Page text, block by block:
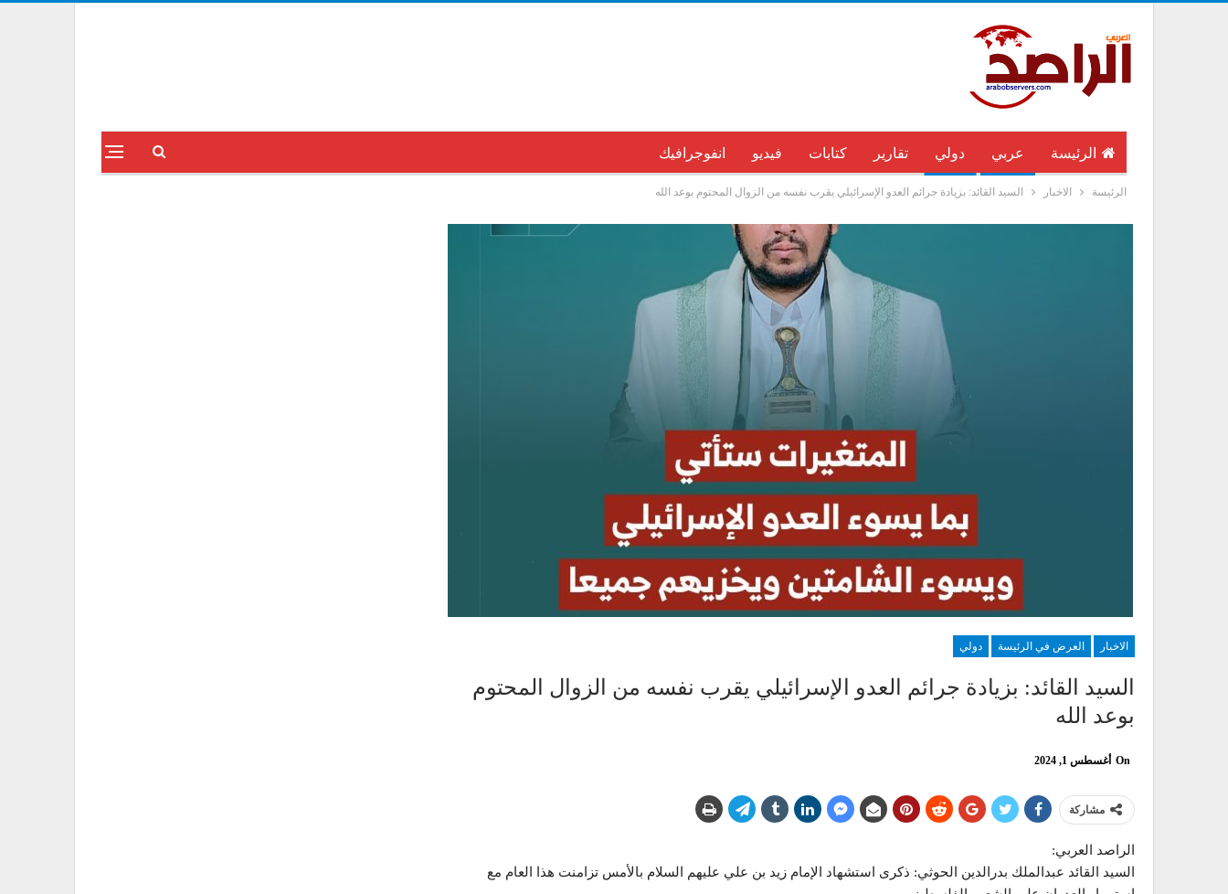
الرئيسة عربي دولي تقارير كتابات فيديو انفوجرافيك
الرئيسة الاخبار السيد القائد: بزيادة جرائم العدو الإسرائيلي يقرب نفسه من الزوال المحتوم بوعد الله
الاخبار العرض في الرئيسة دولي
السيد القائد: بزيادة جرائم العدو الإسرائيلي يقرب نفسه من الزوال المحتوم
بوعد الله
On أغسطس 1, 2024
مشاركة
الراصد العربي:
السيد القائد عبدالملك بدرالدين الحوثي: ذكرى استشهاد الإمام زيد بن علي عليهم السلام بالأمس تزامنت هذا العام مع